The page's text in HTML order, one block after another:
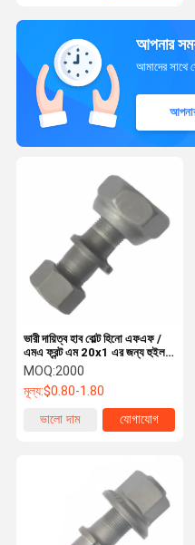
আপনার
আমাদের সাথে
ভারী দায়িত্ব হাব বোল্ট হিনো এফএফ /
এমএ ফ্রন্ট এম 20x1 এর জন্য হুইল
বোল্ট5
MOQ:2000
মূল্য:$0.80-1.80
ভালো দাম
যোগাযোগ